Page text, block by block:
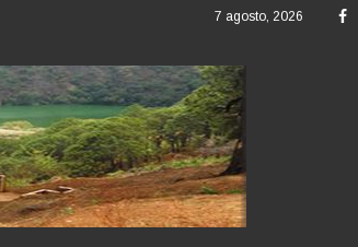
7 agosto, 2026